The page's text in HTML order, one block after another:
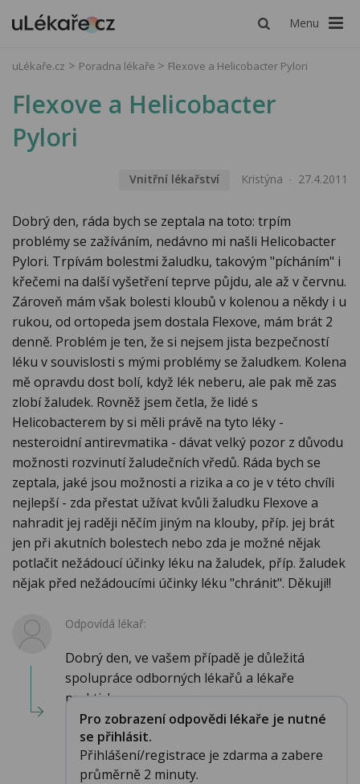
Menu
uLékaře.cz Poradna lékaře Flexove a Helicobacter Pylori
Flexove a Helicobacter
Pylori
Vnitřní lékařství Kristýna 27.4.2011
Dobrý den, ráda bych se zeptala na toto: trpím
problémy se zažíváním, nedávno mi našli Helicobacter
Pylori. Trpívám bolestmi žaludku, takovým "pícháním" i
křečemi na další vyšetření teprve půjdu, ale až v červnu.
Zároveň mám však bolesti kloubů v kolenou a někdy i u
rukou, od ortopeda jsem dostala Flexove, mám brát 2
denně. Problém je ten, že si nejsem jista bezpečností
léku v souvislosti s mými problémy se žaludkem. Kolena
mě opravdu dost bolí, když lék neberu, ale pak mě zas
zlobí žaludek. Rovněž jsem četla, že lidé s
Helicobacterem by si měli právě na tyto léky -
nesteroidní antirevmatika - dávat velký pozor z důvodu
možnosti rozvinutí žaludečních vředů. Ráda bych se
zeptala, jaké jsou možnosti a rizika a co je v této chvíli
nejlepší - zda přestat užívat kvůli žaludku Flexove a
nahradit jej raději něčím jiným na klouby, příp. jej brát
jen při akutních bolestech nebo zda je možné nějak
potlačit nežádoucí účinky léku na žaludek, příp. žaludek
nějak před nežádoucími účinky léku "chránit". Děkuji!!
Odpovídá lékař:
Dobrý den, ve vašem případě je důležitá
spolupráce odborných lékařů a lékaře
praktick...
Pro zobrazení odpovědi lékaře je nutné
se přihlásit.
Přihlášení/registrace je zdarma a zabere
průměrně 2 minuty.